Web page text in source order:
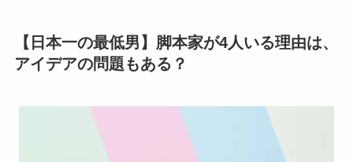
【日本一の最低男】脚本家が4人いる理由は、
アイデアの問題もある？